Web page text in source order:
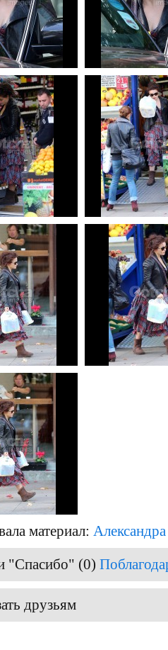
материал:
"Спасибо" (0)
друзьям